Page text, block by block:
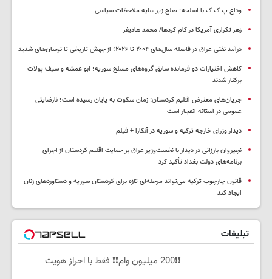
وداع پ.ک.ک با اسلحه؛ صلح زیر سایه ملاحظات سیاسی
زهر تکراری آمریکا در کام کردها/ محمد هادیفر
درآمد نفتی عراق در فاصله سال‌های ۲۰۰۴ تا ۲۰۲۶؛ از جهش تاریخی تا نوسان‌های شدید
کاهش اختیارات دو فرمانده سابق گروه‌های مسلح سوریه؛ ابو عمشه و سیف پولات
برکنار شدند
جریان‌های معترض اقلیم کردستان: زمان سکوت به پایان رسیده است؛ نارضایتی
عمومی در آستانه انفجار است
دیدار وزرای خارجه ترکیه و سوریه در آنکارا + فیلم
نچیروان بارزانی در دیدار با نخست‌وزیر عراق بر حمایت اقلیم کردستان از اجرای
برنامه‌های دولت بغداد تأکید کرد
قانون چارچوب ترکیه می‌تواند مرحله‌ای تازه برای کردستان سوریه و دستاوردهای زنان
ایجاد کند
تبلیغات
❗❗200 میلیون وام❗❗ فقط با احراز هویت